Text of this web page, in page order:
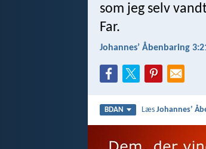
som jeg selv
Far.
Johannesʼ Åbenbaring
BDAN LæsJohannesʼ